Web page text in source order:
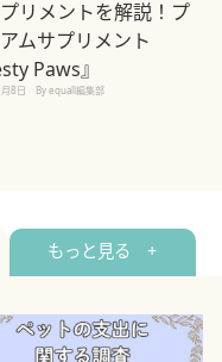
リメントを解説！プ
ムサプリメント
Paws』
8日 By equall編集部
もっと見る +